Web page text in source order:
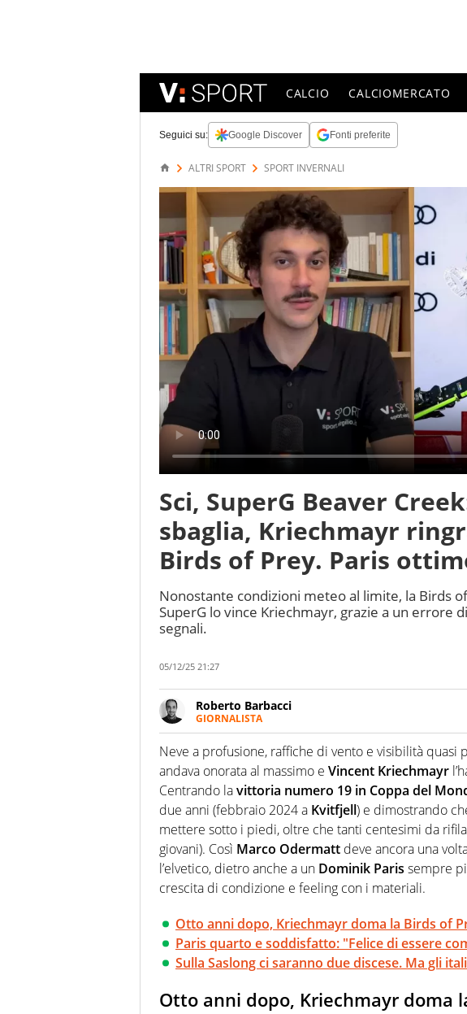
CALCIO CALCIOMERCATO
Seguici su: Google Discover Fonti preferite
ALTRI SPORT SPORT INVERNALI
Sci, SuperG Beaver
sbaglia, Kriechmayr
Birds of Prey. Paris
Nonostante condizioni meteo al limite, la Birds
SuperG lo vince Kriechmayr, grazie a un errore
segnali.
05/12/25 21:27
Roberto Barbacci
GIORNALISTA
Giornalista (pubblicista) sportivo a tutto campo,
chiedergli di boxe, di scherma, di volley o di
Neve a profusione, raffiche di vento e visibilità quasi
andava onorata al massimo e Vincent Kriechmayr
Centrando lavittoria numero 19 in Coppa del
due anni (febbraio 2024 a Kvitfjell) e dimostrando
mettere sotto i piedi, oltre che tanti centesimi da
giovani). Così Marco Odermatt deve ancora una
l’elvetico, dietro anche a un Dominik Paris sempre
crescita di condizione e feeling con i materiali.
Otto anni dopo, Kriechmayr doma la Birds of
Paris quarto e soddisfatto: "Felice di essere
Sulla Saslong ci saranno due discese. Ma gli
Otto anni dopo, Kriechmayr doma